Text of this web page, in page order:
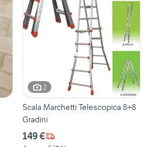
2
Scala Marchetti Telescopica 8+8
Gradini
149 €